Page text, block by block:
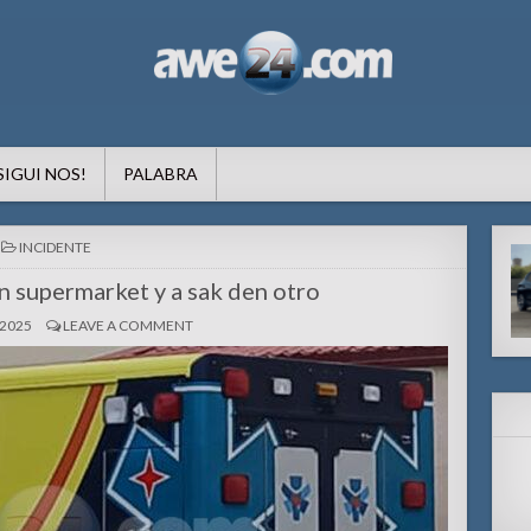
NOS! PALABRA
POSTED
IN
INCIDENTE
supermarket y a sak den otro
LEAVE A COMMENT